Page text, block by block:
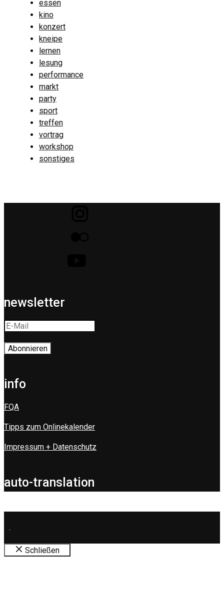
essen
kino
konzert
kneipe
lernen
lesung
performance
markt
party
sport
treffen
vortrag
workshop
sonstiges
newsletter
info
FQA
Tipps zum Onlinekalender
Impressum + Datenschutz
auto-translation
.
Schließen